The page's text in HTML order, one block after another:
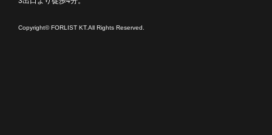
Copyright© FORLIST KT.All Rights Reserved.